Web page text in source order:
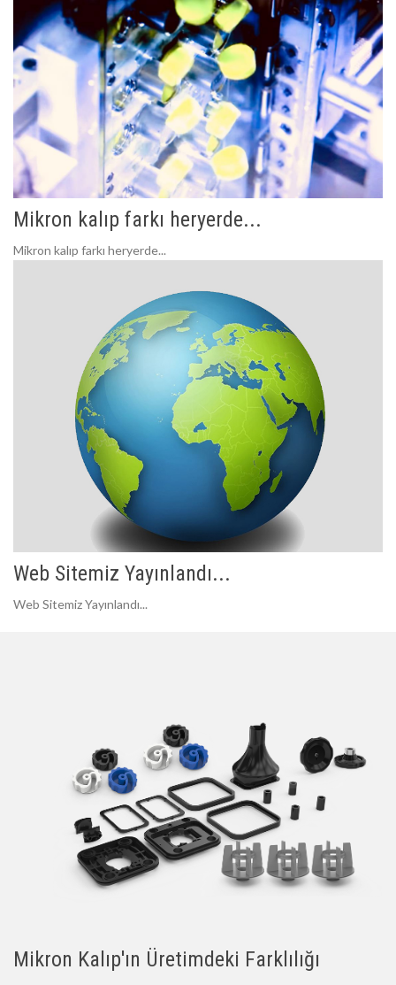
Mikron kalıp farkı heryerde...
Mikron kalıp farkı heryerde...
Web Sitemiz Yayınlandı...
Web Sitemiz Yayınlandı...
Mikron Kalıp'ın Üretimdeki Farklılığı